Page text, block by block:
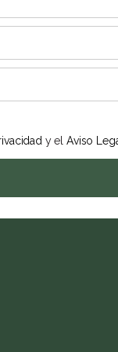
y elAviso